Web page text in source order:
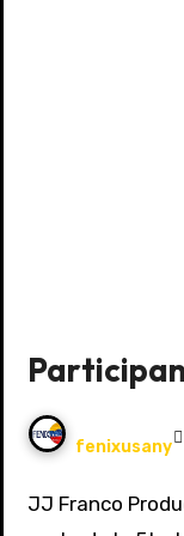
fenixusany
JJ Franco Productions tiene el gusto de presentar a la comunidad en general a los diferentes participantes junto a sus trabajos teatrales que harán